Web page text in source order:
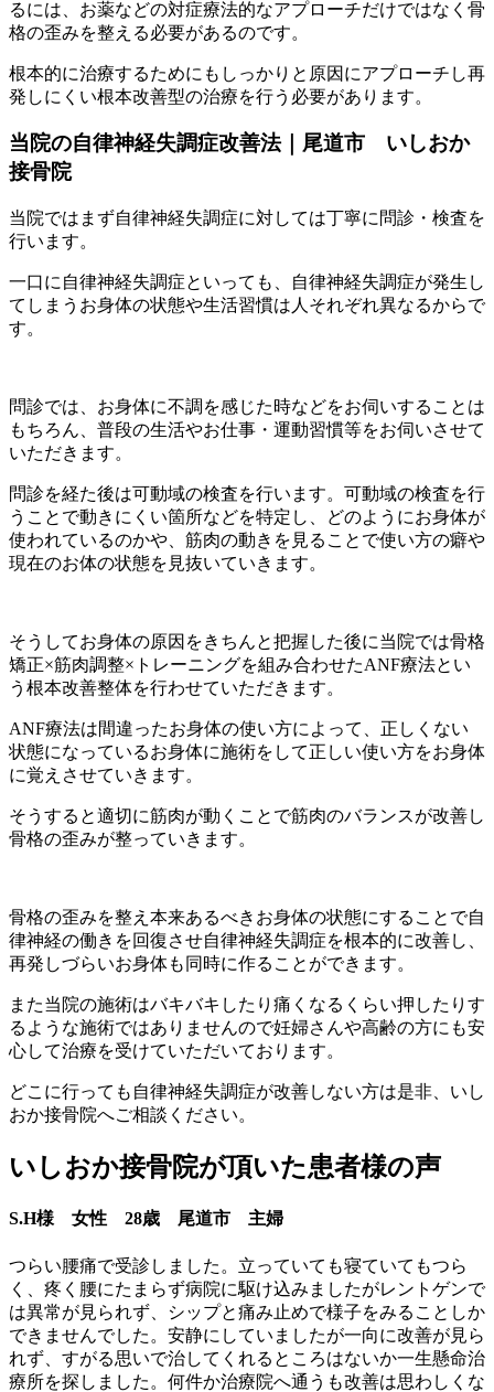
るには、お薬などの対症療法的なアプローチだけではなく骨
格の歪みを整える必要があるのです。
根本的に治療するためにもしっかりと原因にアプローチし再
発しにくい根本改善型の治療を行う必要があります。
当院の自律神経失調症改善法｜尾道市 いしおか
接骨院
当院ではまず自律神経失調症に対しては丁寧に問診・検査を
行います。
一口に自律神経失調症といっても、自律神経失調症が発生し
てしまうお身体の状態や生活習慣は人それぞれ異なるからで
す。
問診では、お身体に不調を感じた時などをお伺いすることは
もちろん、普段の生活やお仕事・運動習慣等をお伺いさせて
いただきます。
問診を経た後は可動域の検査を行います。可動域の検査を行
うことで動きにくい箇所などを特定し、どのようにお身体が
使われているのかや、筋肉の動きを見ることで使い方の癖や
現在のお体の状態を見抜いていきます。
そうしてお身体の原因をきちんと把握した後に当院では骨格
矯正×筋肉調整×トレーニングを組み合わせたANF療法とい
う根本改善整体を行わせていただきます。
ANF療法は間違ったお身体の使い方によって、正しくない
状態になっているお身体に施術をして正しい使い方をお身体
に覚えさせていきます。
そうすると適切に筋肉が動くことで筋肉のバランスが改善し
骨格の歪みが整っていきます。
骨格の歪みを整え本来あるべきお身体の状態にすることで自
律神経の働きを回復させ自律神経失調症を根本的に改善し、
再発しづらいお身体も同時に作ることができます。
また当院の施術はバキバキしたり痛くなるくらい押したりす
るような施術ではありませんので妊婦さんや高齢の方にも安
心して治療を受けていただいております。
どこに行っても自律神経失調症が改善しない方は是非、いし
おか接骨院へご相談ください。
いしおか接骨院が頂いた患者様の声
S.H様 女性 28歳 尾道市 主婦
つらい腰痛で受診しました。立っていても寝ていてもつら
く、疼く腰にたまらず病院に駆け込みましたがレントゲンで
は異常が見られず、シップと痛み止めで様子をみることしか
できませんでした。安静にしていましたが一向に改善が見ら
れず、すがる思いで治してくれるところはないか一生懸命治
療所を探しました。何件か治療院へ通うも改善は思わしくな